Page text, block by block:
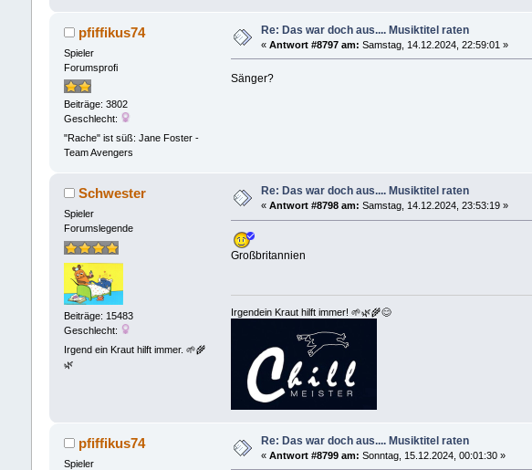
pfiffikus74
Spieler
Forumsprofi
Beiträge: 3802
Geschlecht:
"Rache" ist süß: Jane Foster -
Team Avengers
Re: Das war doch aus.... Musiktitel raten
« Antwort #8797 am: Samstag, 14.12.2024, 22:59:01 »
Sänger?
Schwester
Spieler
Forumslegende
Beiträge: 15483
Geschlecht:
Irgend ein Kraut hilft immer. 🌱🌾
🌿
Re: Das war doch aus.... Musiktitel raten
« Antwort #8798 am: Samstag, 14.12.2024, 23:53:19 »
Großbritannien
Irgendein Kraut hilft immer! 🌱🌿🌾😊
pfiffikus74
Spieler
Re: Das war doch aus.... Musiktitel raten
« Antwort #8799 am: Sonntag, 15.12.2024, 00:01:30 »